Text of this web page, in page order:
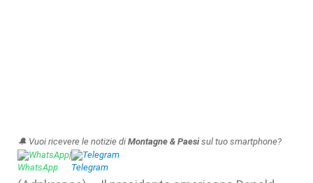
🔔 Vuoi ricevere le notizie di Montagne & Paesisul tuo smartphone?
WhatsApp| Telegram